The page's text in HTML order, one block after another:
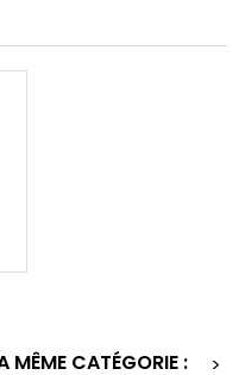
MÊME CATÉGORIE :
>